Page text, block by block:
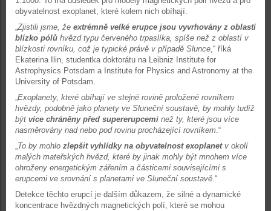
obyvatelnost exoplanet, které kolem nich obíhají.
„Zjistili jsme, že extrémně velké erupce jsou vyvrhovány z oblastí
blízko pólů hvězd typu červeného trpaslíka, spíše než z oblastí v
blízkosti rovníku, což je typické právě v případě Slunce,“ říká
Ekaterina Ilin, studentka doktorátu na Leibniz Institute for
Astrophysics Potsdam a Institute for Physics and Astronomy at the
University of Potsdam.
„Exoplanety, které obíhají ve stejné rovině proložené rovníkem
hvězdy, podobně jako planety ve Sluneční soustavě, by mohly tudíž
být více chráněny před supererupcemi než ty, které jsou více
nasměrovány nad nebo pod rovinu procházející rovníkem.“
„To by mohlo zlepšit vyhlídky na obyvatelnost exoplanetv okolí
malých mateřských hvězd, které by jinak mohly být mnohem více
ohroženy energetickým zářením a částicemi souvisejícími s
erupcemi ve srovnání s planetami ve Sluneční soustavě.“
Detekce těchto erupcí je dalším důkazem, že silné a dynamické
koncentrace hvězdných magnetických polí, které se mohou